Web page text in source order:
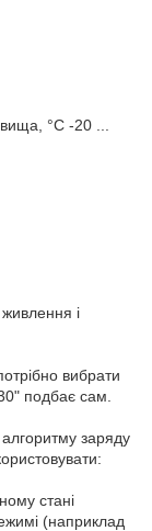
°С -20 ...
і
вибрати
подбає сам.
заряду
стані
(наприклад